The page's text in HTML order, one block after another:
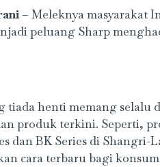
– Meleknya masyarakat
peluang Sharp
tiada henti memang selalu
produk terkini. Seperti,
dan BK Series di Shangri-
cara terbaru bagi